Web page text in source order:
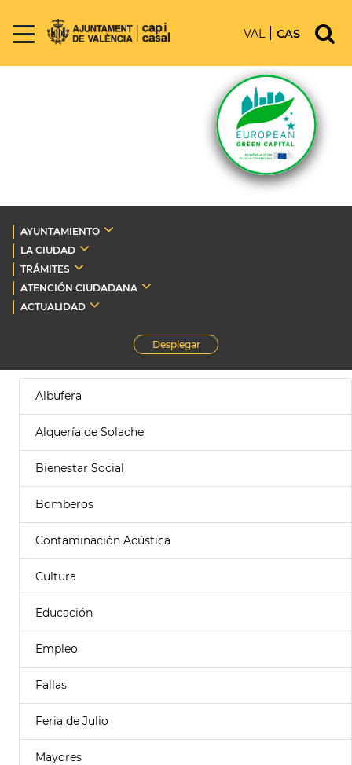
VAL CAS
AYUNTAMIENTO
LA CIUDAD
TRÁMITES
ATENCIÓN CIUDADANA
ACTUALIDAD
Desplegar
Albufera
Alquería de Solache
Bienestar Social
Bomberos
Contaminación Acústica
Cultura
Educación
Empleo
Fallas
Feria de Julio
Mayores